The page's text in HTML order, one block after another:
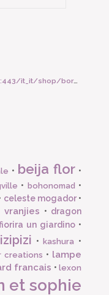
6006
• beija flor •
• bohonomad •
celeste mogador•
vranjies • dragon
un giardino•
izipizi •kashura •
creations • lampe
francais •lexon
et sophie